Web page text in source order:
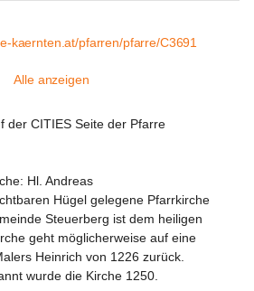
kaernten.at/pfarren/pfarre/C3691
Alle anzeigen
der CITIES Seite der Pfarre
Hl. Andreas
Hügel gelegene Pfarrkirche
Steuerberg ist dem heiligen
geht möglicherweise auf eine
Heinrich von 1226 zurück.
wurde die Kirche 1250.